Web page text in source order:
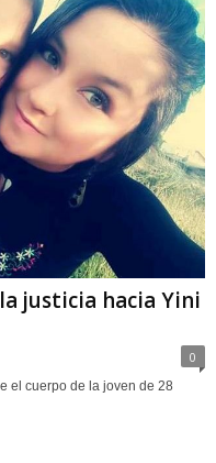
justicia hacia Yini
0
el cuerpo de la joven de 28